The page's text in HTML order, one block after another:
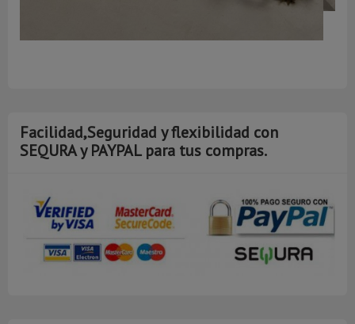
Facilidad,Seguridad y flexibilidad con
SEQURA y PAYPAL para tus compras.